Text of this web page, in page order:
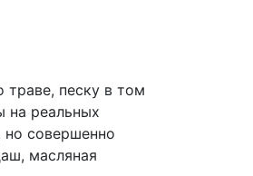
траве, песку в том
на реальных
но совершенно
масляная